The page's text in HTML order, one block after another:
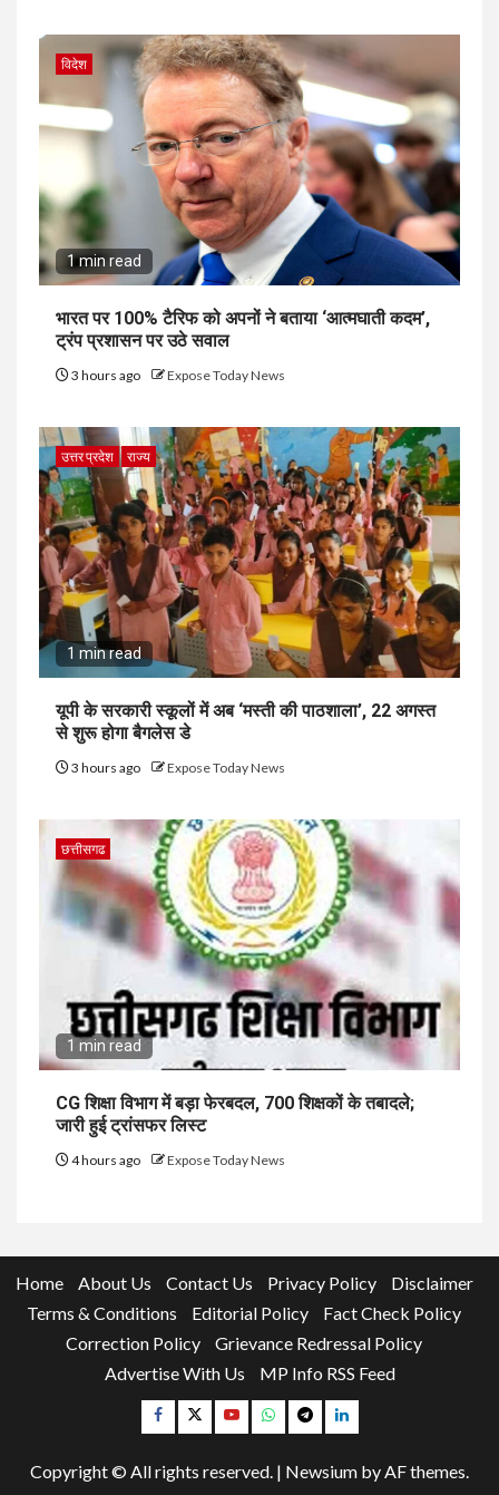
विदेश
1 min read
भारत पर 100% टैरिफ को अपनों ने बताया ‘आत्मघाती कदम’,
ट्रंप प्रशासन पर उठे सवाल
3 hours ago Expose Today News
उत्तर प्रदेश राज्य
1 min read
यूपी के सरकारी स्कूलों में अब ‘मस्ती की पाठशाला’, 22 अगस्त
से शुरू होगा बैगलेस डे
3 hours ago Expose Today News
छत्तीसगढ
1 min read
CG शिक्षा विभाग में बड़ा फेरबदल, 700 शिक्षकों के तबादले;
जारी हुई ट्रांसफर लिस्ट
4 hours ago Expose Today News
Home About Us Contact Us Privacy Policy
Disclaimer
Terms & Conditions
Editorial Policy
Fact Check Policy
Correction Policy
Grievance Redressal Policy
Advertise With Us
MP Info RSS Feed
Facebook
TwitterYouTubeWhatsapp
TelegramLinkedin
Copyright © All rights reserved. | Newsium by AF themes.